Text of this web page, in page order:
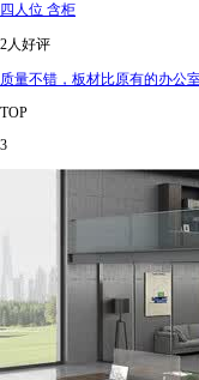
四人位 含柜
2人好评
质量不错，板材比原有的办公
TOP
3